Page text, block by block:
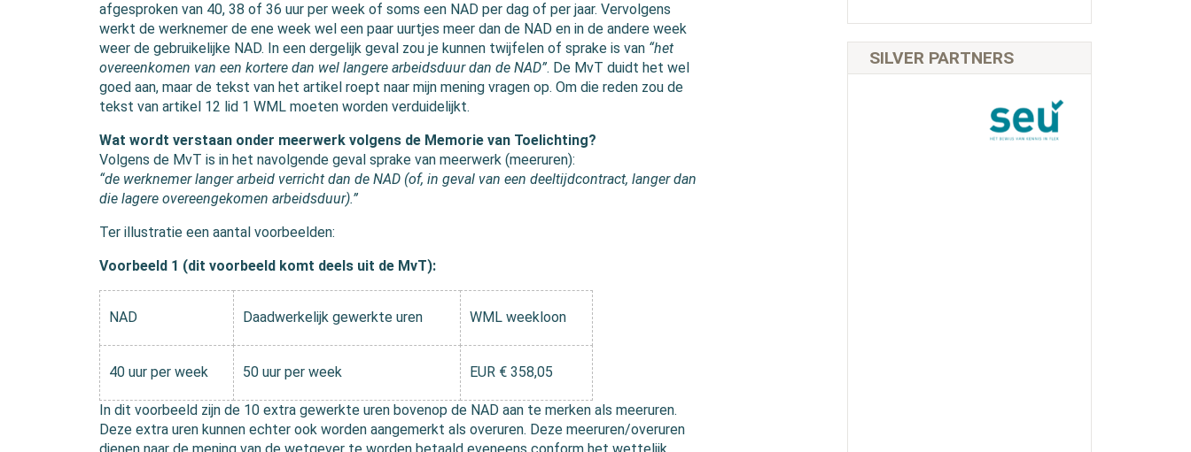
afgesproken van 40, 38 of 36 uur per week of soms een NAD per dag of per jaar. Vervolgens
werkt de werknemer de ene week wel een paar uurtjes meer dan de NAD en in de andere week
weer de gebruikelijke NAD. In een dergelijk geval zou je kunnen twijfelen of sprake is van “het
overeenkomen van een kortere dan wel langere arbeidsduur dan de NAD”. De MvT duidt het wel
goed aan, maar de tekst van het artikel roept naar mijn mening vragen op. Om die reden zou de
tekst van artikel 12 lid 1 WML moeten worden verduidelijkt.
Wat wordt verstaan onder meerwerk volgens de Memorie van Toelichting?
Volgens de MvT is in het navolgende geval sprake van meerwerk (meeruren):
“de werknemer langer arbeid verricht dan de NAD (of, in geval van een deeltijdcontract, langer dan
die lagere overeengekomen arbeidsduur).”
Ter illustratie een aantal voorbeelden:
Voorbeeld 1 (dit voorbeeld komt deels uit de MvT):
NAD Daadwerkelijk gewerkte uren WML weekloon
40 uur per week 50 uur per week EUR € 358,05
In dit voorbeeld zijn de 10 extra gewerkte uren bovenop de NAD aan te merken als meeruren.
Deze extra uren kunnen echter ook worden aangemerkt als overuren. Deze meeruren/overuren
SILVER PARTNERS